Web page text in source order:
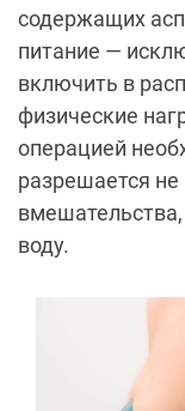
содержащих
питание —
включить в
физические
операцией
разрешается
воду.